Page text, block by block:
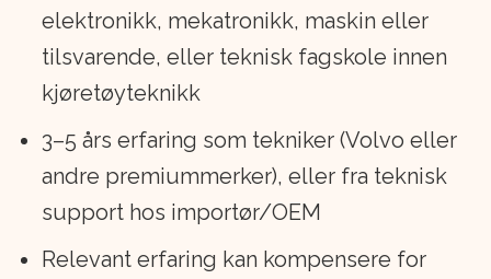
elektronikk, mekatronikk, maskin eller
tilsvarende, eller teknisk fagskole innen
kjøretøyteknikk
3–5 års erfaring som tekniker (Volvo eller
andre premiummerker), eller fra teknisk
support hos importør/OEM
Relevant erfaring kan kompensere for